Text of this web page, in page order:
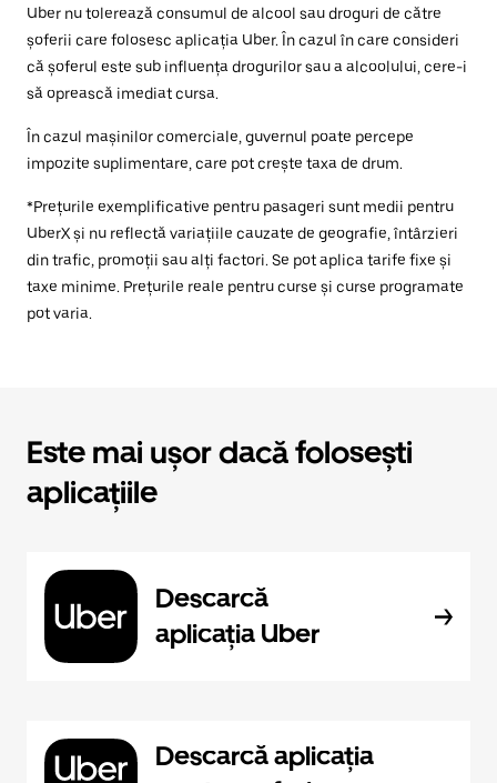
Uber nu tolerează consumul de alcool sau droguri de către
șoferii care folosesc aplicația Uber. În cazul în care consideri
că șoferul este sub influența drogurilor sau a alcoolului, cere-i
să oprească imediat cursa.
În cazul mașinilor comerciale, guvernul poate percepe
impozite suplimentare, care pot crește taxa de drum.
*Prețurile exemplificative pentru pasageri sunt medii pentru
UberX și nu reflectă variațiile cauzate de geografie, întârzieri
din trafic, promoții sau alți factori. Se pot aplica tarife fixe și
taxe minime. Prețurile reale pentru curse și curse programate
pot varia.
Este mai ușor dacă folosești
aplicațiile
Descarcă
aplicația Uber
Descarcă aplicația